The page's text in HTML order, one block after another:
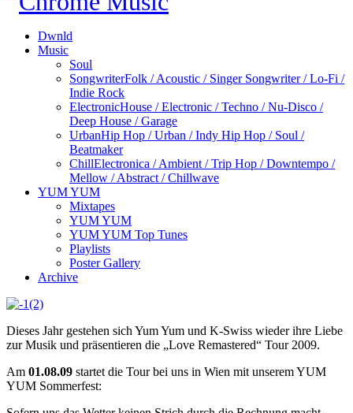
Dwnld
Music
Soul
SongwriterFolk / Acoustic / Singer Songwriter / Lo-Fi /
Indie Rock
ElectronicHouse / Electronic / Techno / Nu-Disco /
Deep House / Garage
UrbanHip Hop / Urban / Indy Hip Hop / Soul /
Beatmaker
ChillElectronica / Ambient / Trip Hop / Downtempo /
Mellow / Abstract / Chillwave
YUM YUM
Mixtapes
YUM YUM
YUM YUM Top Tunes
Playlists
Poster Gallery
Archive
Dieses Jahr gestehen sich Yum Yum und K-Swiss wieder ihre Liebe
zur Musik und präsentieren die „Love Remastered“ Tour 2009.
Am 01.08.09 startet die Tour bei uns in Wien mit unserem YUM
YUM Sommerfest: